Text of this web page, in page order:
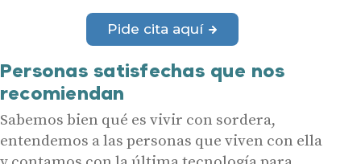
Pide cita aquí
Personas satisfechas que nos
recomiendan
Sabemos bien qué es vivir con sordera,
entendemos a las personas que viven con ella